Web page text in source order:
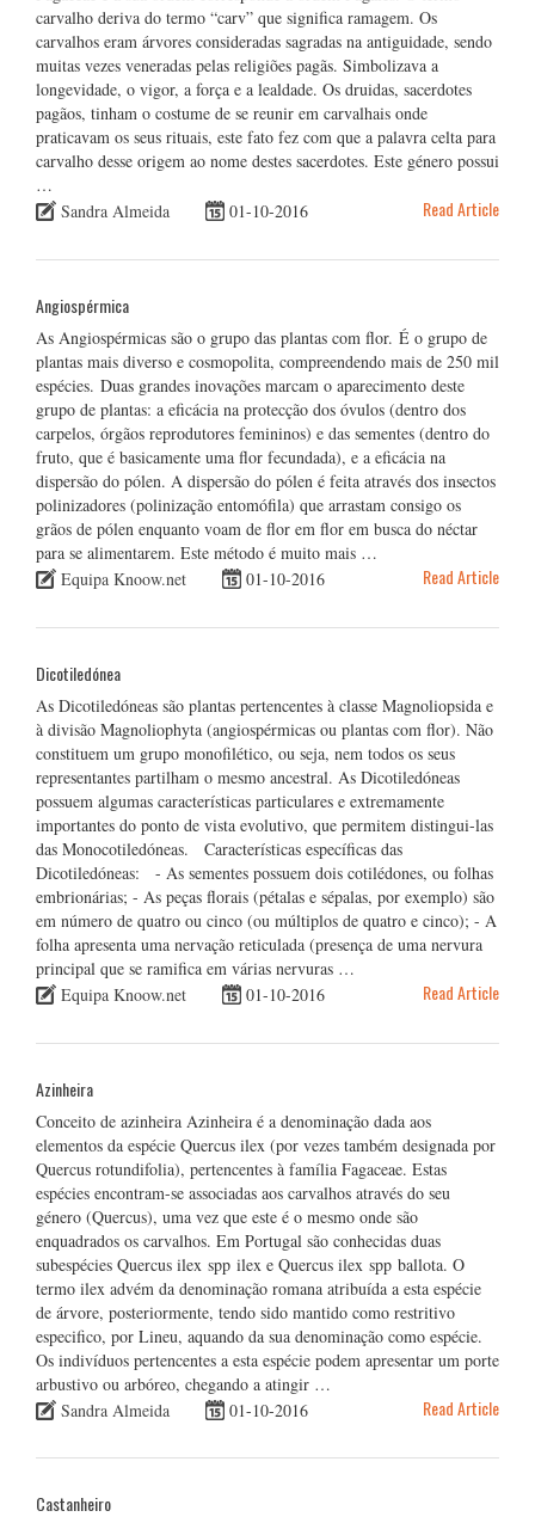
carvalho deriva do termo “carv” que significa ramagem. Os
carvalhos eram árvores consideradas sagradas na antiguidade, sendo
muitas vezes veneradas pelas religiões pagãs. Simbolizava a
longevidade, o vigor, a força e a lealdade. Os druidas, sacerdotes
pagãos, tinham o costume de se reunir em carvalhais onde
praticavam os seus rituais, este fato fez com que a palavra celta para
carvalho desse origem ao nome destes sacerdotes. Este género possui
…
Sandra Almeida
01-10-2016 Read Article
Angiospérmica
As Angiospérmicas são o grupo das plantas com flor. É o grupo de
plantas mais diverso e cosmopolita, compreendendo mais de 250 mil
espécies. Duas grandes inovações marcam o aparecimento deste
grupo de plantas: a eficácia na protecção dos óvulos (dentro dos
carpelos, órgãos reprodutores femininos) e das sementes (dentro do
fruto, que é basicamente uma flor fecundada), e a eficácia na
dispersão do pólen. A dispersão do pólen é feita através dos insectos
polinizadores (polinização entomófila) que arrastam consigo os
grãos de pólen enquanto voam de flor em flor em busca do néctar
para se alimentarem. Este método é muito mais …
Equipa Knoow.net
01-10-2016 Read Article
Dicotiledónea
As Dicotiledóneas são plantas pertencentes à classe Magnoliopsida e
à divisão Magnoliophyta (angiospérmicas ou plantas com flor). Não
constituem um grupo monofilético, ou seja, nem todos os seus
representantes partilham o mesmo ancestral. As Dicotiledóneas
possuem algumas características particulares e extremamente
importantes do ponto de vista evolutivo, que permitem distingui-las
das Monocotiledóneas. Características específicas das
Dicotiledóneas: - As sementes possuem dois cotilédones, ou folhas
embrionárias; - As peças florais (pétalas e sépalas, por exemplo) são
em número de quatro ou cinco (ou múltiplos de quatro e cinco); - A
folha apresenta uma nervação reticulada (presença de uma nervura
principal que se ramifica em várias nervuras …
Equipa Knoow.net
01-10-2016 Read Article
Azinheira
Conceito de azinheira Azinheira é a denominação dada aos
elementos da espécie Quercus ilex (por vezes também designada por
Quercus rotundifolia), pertencentes à família Fagaceae. Estas
espécies encontram-se associadas aos carvalhos através do seu
género (Quercus), uma vez que este é o mesmo onde são
enquadrados os carvalhos. Em Portugal são conhecidas duas
subespécies Quercus ilex spp ilex e Quercus ilex spp ballota. O
termo ilex advém da denominação romana atribuída a esta espécie
de árvore, posteriormente, tendo sido mantido como restritivo
especifico, por Lineu, aquando da sua denominação como espécie.
Os indivíduos pertencentes a esta espécie podem apresentar um porte
arbustivo ou arbóreo, chegando a atingir …
Sandra Almeida
01-10-2016 Read Article
Castanheiro